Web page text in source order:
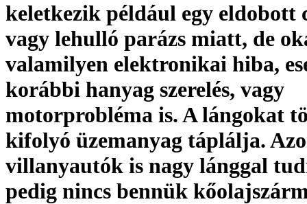
keletkezik például egy eldobott
vagy lehulló parázs miatt, de
valamilyen elektronikai hiba,
korábbi hanyag szerelés, vagy
motorprobléma is. A lángokat
kifolyó üzemanyag táplálja.
villanyautók is nagy lánggal
pedig nincs bennük